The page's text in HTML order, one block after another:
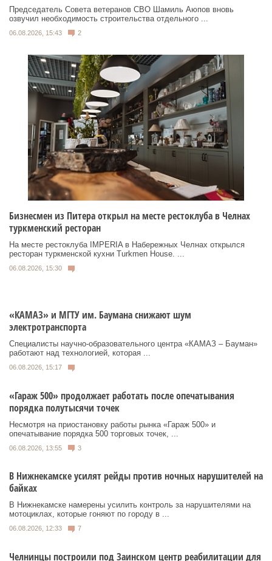
Председатель Совета ветеранов СВО Шамиль Аюпов вновь
озвучил необходимость строительства отдельного ...
06.08.2026, 15:43 2
Бизнесмен из Питера открыл на месте рестоклуба в Челнах
туркменский ресторан
На месте рестоклуба IMPERIA в Набережных Челнах открылся
ресторан туркменской кухни Turkmen House. ...
06.08.2026, 15:30
«КАМАЗ» и МГТУ им. Баумана снижают шум
электротранспорта
Специалисты научно-образовательного центра «КАМАЗ – Бауман»
работают над технологией, которая ...
06.08.2026, 15:17
«Гараж 500» продолжает работать после опечатывания
порядка полутысячи точек
Несмотря на приостановку работы рынка «Гараж 500» и
опечатывание порядка 500 торговых точек, ...
06.08.2026, 13:55 3
В Нижнекамске усилят рейды против ночных нарушителей на
байках
В Нижнекамске намерены усилить контроль за нарушителями на
мотоциклах, которые гоняют по городу в ...
06.08.2026, 12:33 7
Челнинцы построили под Заинском центр реабилитации для